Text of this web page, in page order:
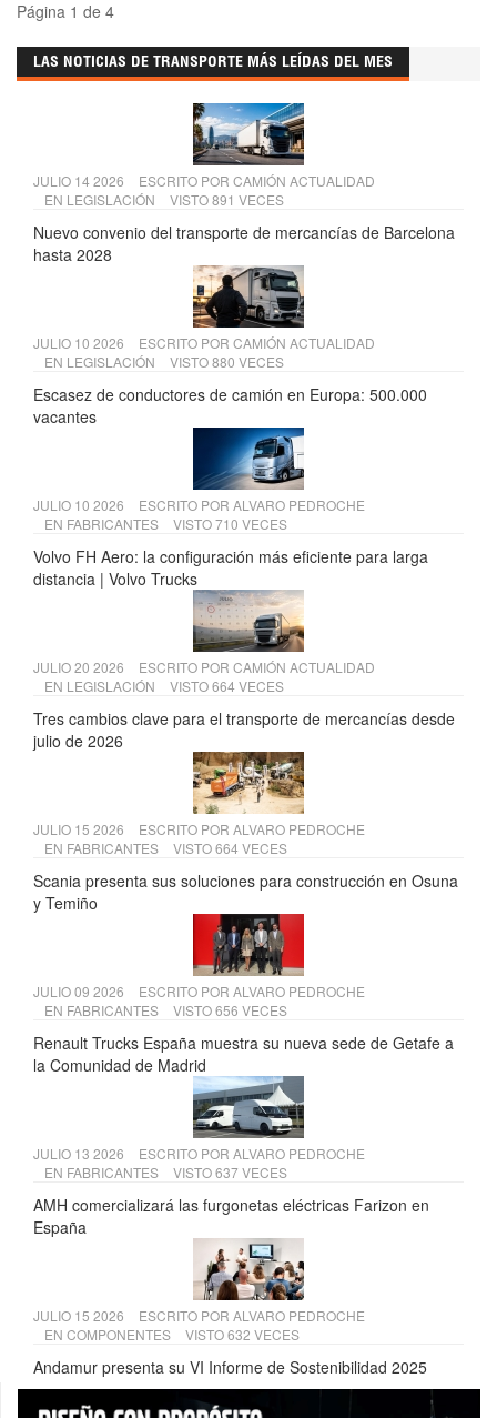
Página 1 de 4
LAS NOTICIAS DE TRANSPORTE MÁS LEÍDAS DEL MES
JULIO 14 2026 ESCRITO POR CAMIÓN ACTUALIDAD
EN LEGISLACIÓN VISTO 891 VECES
Nuevo convenio del transporte de mercancías de Barcelona
hasta 2028
JULIO 10 2026 ESCRITO POR CAMIÓN ACTUALIDAD
EN LEGISLACIÓN VISTO 880 VECES
Escasez de conductores de camión en Europa: 500.000
vacantes
JULIO 10 2026 ESCRITO POR ALVARO PEDROCHE
EN FABRICANTES VISTO 710 VECES
Volvo FH Aero: la configuración más eficiente para larga
distancia | Volvo Trucks
JULIO 20 2026 ESCRITO POR CAMIÓN ACTUALIDAD
EN LEGISLACIÓN VISTO 664 VECES
Tres cambios clave para el transporte de mercancías desde
julio de 2026
JULIO 15 2026 ESCRITO POR ALVARO PEDROCHE
EN FABRICANTES VISTO 664 VECES
Scania presenta sus soluciones para construcción en Osuna
y Temiño
JULIO 09 2026 ESCRITO POR ALVARO PEDROCHE
EN FABRICANTES VISTO 656 VECES
Renault Trucks España muestra su nueva sede de Getafe a
la Comunidad de Madrid
JULIO 13 2026 ESCRITO POR ALVARO PEDROCHE
EN FABRICANTES VISTO 637 VECES
AMH comercializará las furgonetas eléctricas Farizon en
España
JULIO 15 2026 ESCRITO POR ALVARO PEDROCHE
EN COMPONENTES VISTO 632 VECES
Andamur presenta su VI Informe de Sostenibilidad 2025